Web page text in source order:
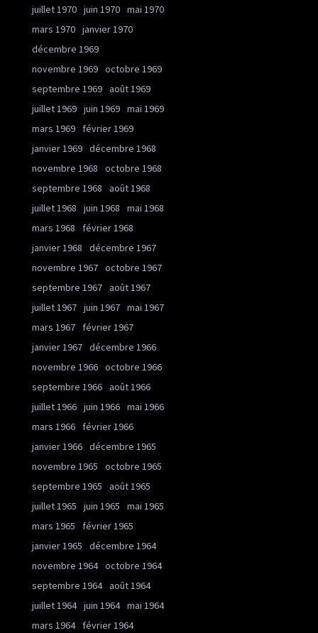
juillet 1970 juin 1970 mai 1970
mars 1970 janvier 1970
décembre 1969
novembre 1969 octobre 1969
septembre 1969 août 1969
juillet 1969 juin 1969 mai 1969
mars 1969
février 1969
janvier 1969 décembre 1968
novembre 1968
octobre 1968
septembre 1968
août 1968
juillet 1968
juin 1968
mai 1968
mars 1968
février 1968
janvier 1968
décembre 1967
novembre 1967 octobre 1967
septembre 1967 août 1967
juillet 1967 juin 1967 mai 1967
mars 1967
février 1967
janvier 1967 décembre 1966
novembre 1966 octobre 1966
septembre 1966 août 1966
juillet 1966 juin 1966 mai 1966
mars 1966
février 1966
janvier 1966 décembre 1965
novembre 1965
octobre 1965
septembre 1965
août 1965
juillet 1965
juin 1965
mai 1965
mars 1965
février 1965
janvier 1965
décembre 1964
novembre 1964 octobre 1964
septembre 1964 août 1964
juillet 1964 juin 1964 mai 1964
mars 1964
février 1964